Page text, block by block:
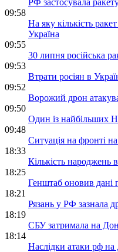
РФ застосувала
09:58
На яку кількість
Україна
09:55
30 липня російська
09:53
Втрати росіян в
09:52
Ворожий дрон
09:50
Один із найбільших
09:48
Ситуація на фронті на
18:33
Кількість народжень в
18:25
Генштаб оновив дані
18:21
Рязань у РФ зазнала
18:19
СБУ затримала на
18:14
Наслідки атаки рф